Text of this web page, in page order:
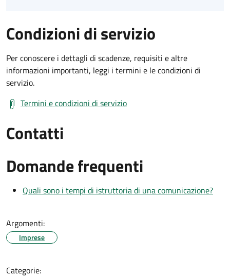
Condizioni di servizio
Per conoscere i dettagli di scadenze, requisiti e altre
informazioni importanti, leggi i termini e le condizioni di
servizio.
Termini e condizioni di servizio
Contatti
Domande frequenti
Quali sono i tempi di istruttoria di una comunicazione?
Argomenti:
Imprese
Categorie: